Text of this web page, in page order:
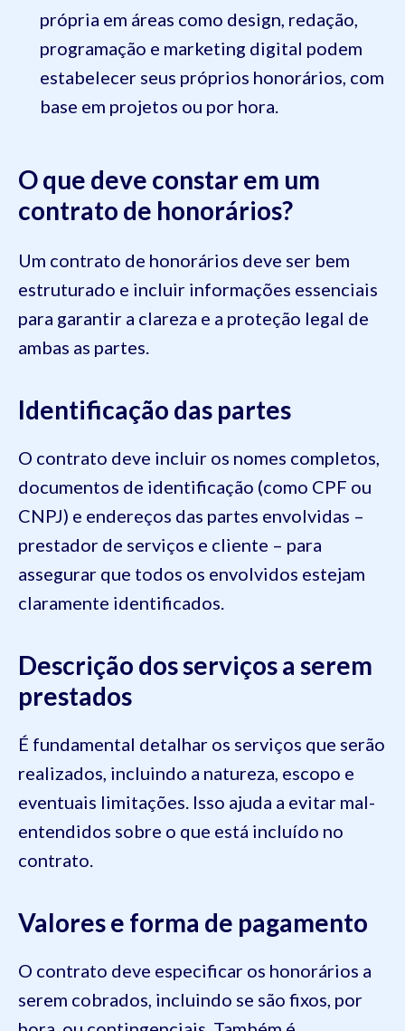
própria em áreas como design, redação,
programação e marketing digital podem
estabelecer seus próprios honorários, com
base em projetos ou por hora.
O que deve constar em um
contrato de honorários?
Um contrato de honorários deve ser bem
estruturado e incluir informações essenciais
para garantir a clareza e a proteção legal de
ambas as partes.
Identificação das partes
O contrato deve incluir os nomes completos,
documentos de identificação (como CPF ou
CNPJ) e endereços das partes envolvidas –
prestador de serviços e cliente – para
assegurar que todos os envolvidos estejam
claramente identificados.
Descrição dos serviços a serem
prestados
É fundamental detalhar os serviços que serão
realizados, incluindo a natureza, escopo e
eventuais limitações. Isso ajuda a evitar mal-
entendidos sobre o que está incluído no
contrato.
Valores e forma de pagamento
O contrato deve especificar os honorários a
serem cobrados, incluindo se são fixos, por